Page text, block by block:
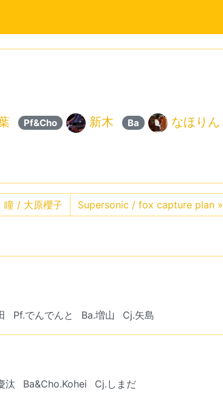
Pf&Cho 新木 Ba なほりん
瞳 / 大原櫻子 Supersonic / fox capture plan »
Pf.でんでんと Ba.増山 Cj.矢島
汰 Ba&Cho.Kohei
Cj.しまだ